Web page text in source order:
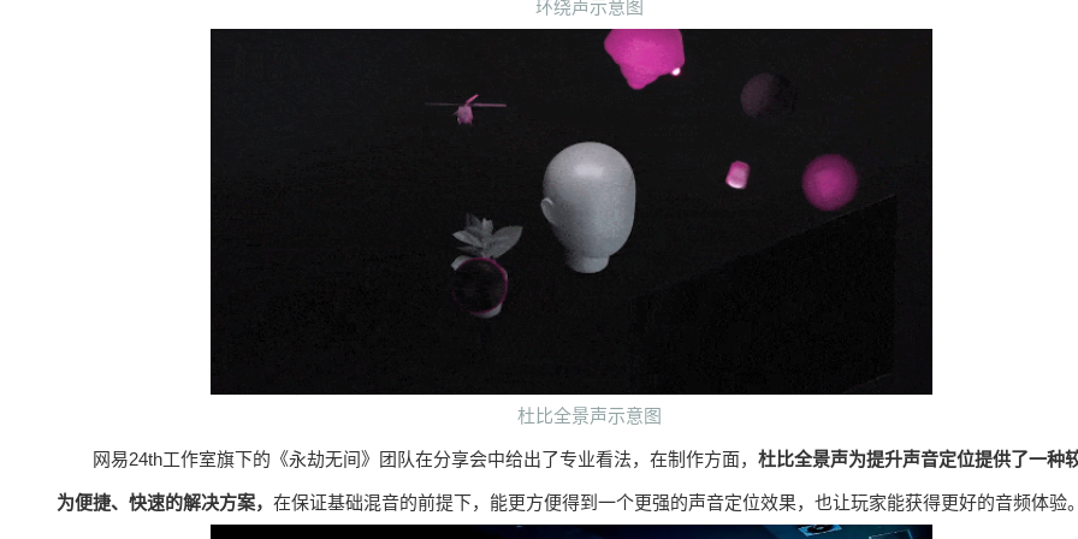
环绕声示意图
杜比全景声示意图
网易24th工作室旗下的《永劫无间》团队在分享会中给出了专业看法，在制作方面， 杜比全景声为提升声音定位提供了一种
为便捷、快速的解决方案， 在保证基础混音的前提下，能更方便得到一个更强的声音定位效果，也让玩家能获得更好的音频体验